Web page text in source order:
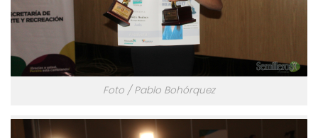
Foto / Pablo Bohórquez